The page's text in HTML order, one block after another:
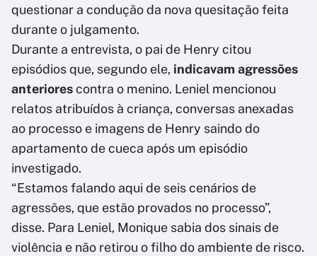
questionar a condução da nova quesitação feita
durante o julgamento.
Durante a entrevista, o pai de Henry citou
episódios que, segundo ele, indicavam agressões
anteriorescontra o menino. Leniel mencionou
relatos atribuídos à criança, conversas anexadas
ao processo e imagens de Henry saindo do
apartamento de cueca após um episódio
investigado.
“Estamos falando aqui de seis cenários de
agressões, que estão provados no processo”,
disse. Para Leniel, Monique sabia dos sinais de
violência e não retirou o filho do ambiente de risco.